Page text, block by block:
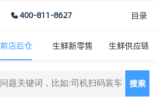
400-811-8627 目录
前店后仓 生鲜新零售 生鲜供应链
搜索